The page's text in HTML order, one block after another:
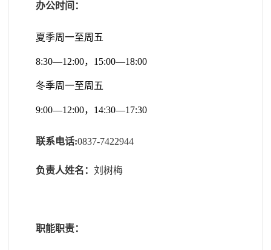
办公时间：
夏季周一至周五
8:30—12:00，15:00—18:00
冬季周一至周五
9:00—12:00，14:30—17:30
联系电话:0837-7422944
负责人姓名：刘树梅
职能职责：